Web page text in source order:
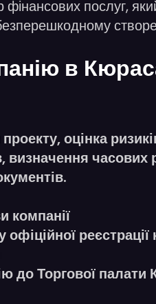
послуг,
в
оцінка
визначення
компанії
реєстрації
до Торгової палати